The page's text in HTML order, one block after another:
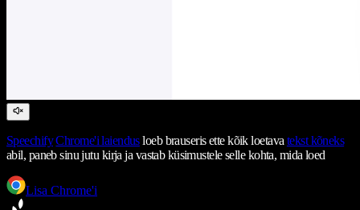
Speechify Chrome'i laiendusloeb brauseris ette kõik loetava tekst kõneks
abil, paneb sinu jutu kirja ja vastab küsimustele selle kohta, mida loed
Lisa Chrome'i